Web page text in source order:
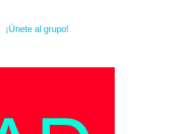
¡Únete al grupo!